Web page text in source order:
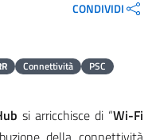
CONDIVIDI
Connettività
PSC
si arricchisce di “Wi-Fi